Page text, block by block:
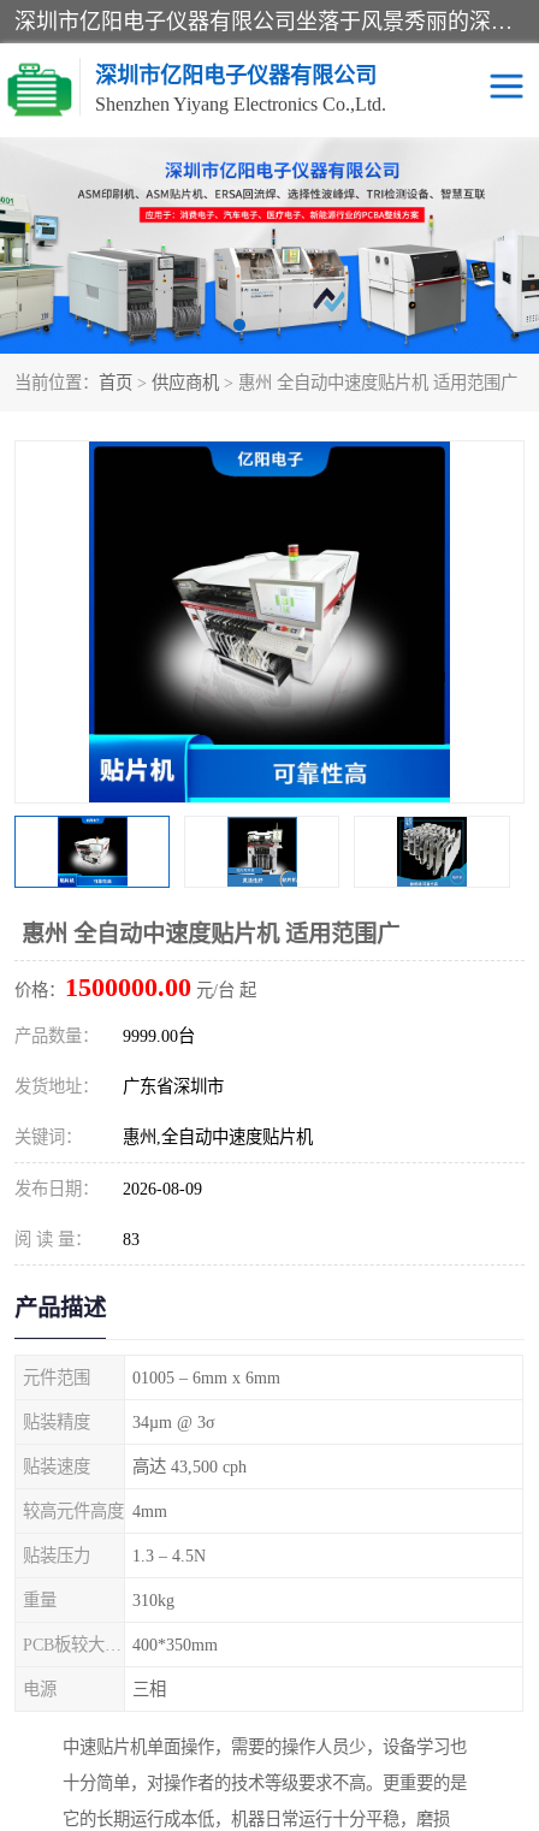
深圳市亿阳电子仪器有限公司坐落于风景秀丽的深圳市光明区，集SMT设备销售务为一体，努力为客户提供电子装配解决方案。与行业**SMT设备厂商：ASM（印刷机，锡膏检查机，贴片机），德国ERSA（爱莎）建立了稳固的代理合作关系，销售的设备一直保持**电子装配行业未来发展方向，能够满足客户各种繁杂产品的生产应用。
深圳市亿阳电子仪器有限公司
Shenzhen Yiyang Electronics Co.,Ltd.
当前位置： 首页 > 供应商机 > 惠州 全自动中速度贴片机 适用范围广
惠州 全自动中速度贴片机 适用范围广
价格： 1500000.00 元/台 起
产品数量： 9999.00台
发货地址： 广东省深圳市
关键词： 惠州,全自动中速度贴片机
发布日期： 2026-08-09
阅 读 量： 83
产品描述
元件范围 01005 – 6mm x 6mm
贴装精度 34µm @ 3σ
贴装速度 高达 43,500 cph
较高元件高度 4mm
贴装压力 1.3 – 4.5N
重量 310kg
400*350mm
电源 三相
中速贴片机单面操作，需要的操作人员少，设备学习也
十分简单，对操作者的技术等级要求不高。更重要的是
它的长期运行成本低，机器日常运行十分平稳，磨损
SX全自动高速贴片机 E系列中速贴片机
NeoHorizon全自动锡膏印
刷机
选择性波峰焊
VERSAFLOW-335
回流焊HOTFLOW 3/20e 波峰焊
BGA返修台HR600/2 自动光学检测TR7700QE
自动X射线检测机TR7600 组装电路板测试机
TX 全自动高速贴片机